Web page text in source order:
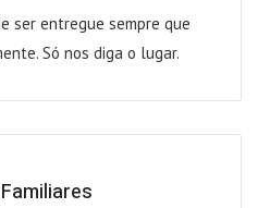
ser entregue sempre que
Só nos diga o lugar.